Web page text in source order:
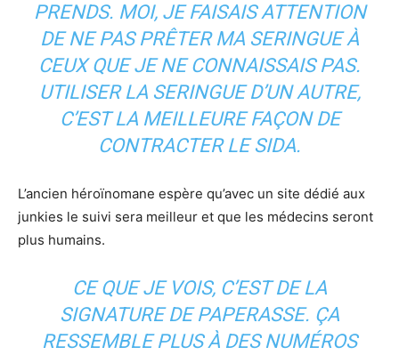
PRENDS. MOI, JE FAISAIS ATTENTION
DE NE PAS PRÊTER MA SERINGUE À
CEUX QUE JE NE CONNAISSAIS PAS.
UTILISER LA SERINGUE D’UN AUTRE,
C’EST LA MEILLEURE FAÇON DE
CONTRACTER LE SIDA.
L’ancien héroïnomane espère qu’avec un site dédié aux
junkies le suivi sera meilleur et que les médecins seront
plus humains.
CE QUE JE VOIS, C’EST DE LA
SIGNATURE DE PAPERASSE. ÇA
RESSEMBLE PLUS À DES NUMÉROS